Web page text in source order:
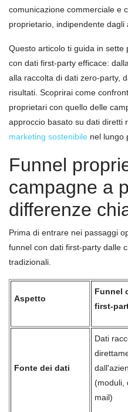
comunicazione commerciale e
proprietario, indipendente dagli
Questo articolo ti guida in
con dati first-party efficace:
alla raccolta di dati zero-party,
risultati. Scoprirai come
proprietari con quello delle
approccio basato su dati diretti
marketing sostenibile nel lungo
Funnel
campagne a
differenze
Prima di entrare nei passaggi
funnel con dati first-party dalle
tradizionali.
Aspetto
Funnel
first-
Fonte dei dati
Dati
(moduli,
mail)